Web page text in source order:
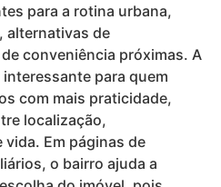
para a rotina urbana,
alternativas de
conveniência próximas. A
para quem
com mais praticidade,
localização,
Em páginas de
o bairro ajuda a